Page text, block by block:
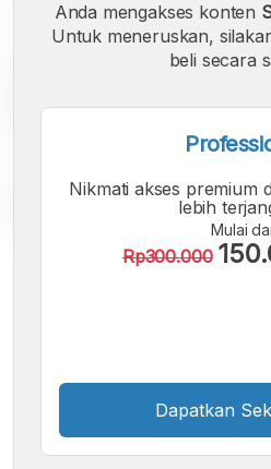
A A
Anda mengakses konten
Untuk meneruskan,
beli secara
Nikmati akses premium
lebih
Mulai
Rp300.000
Dapatkan